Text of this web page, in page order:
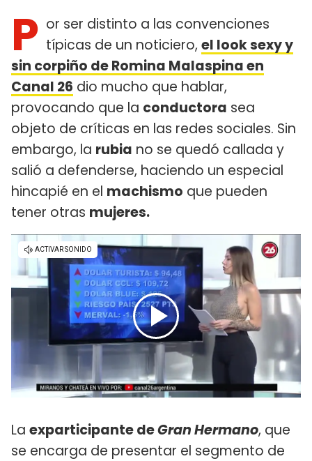
P or ser distinto a las convenciones
típicas de un noticiero, el look sexy y
sin corpiño de Romina Malaspina en
Canal 26 dio mucho que hablar,
provocando que la conductora sea
objeto de críticas en las redes sociales. Sin
embargo, la rubia no se quedó callada y
salió a defenderse, haciendo un especial
hincapié en el machismo que pueden
tener otras mujeres.
La exparticipante deGran Hermano, que
se encarga de presentar el segmento de